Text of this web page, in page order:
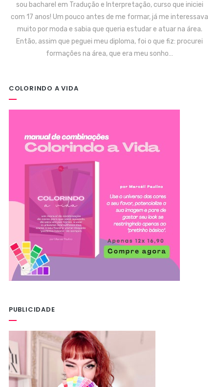
sou bacharel em Tradução e Interpretação, curso que iniciei
com 17 anos! Um pouco antes de me formar, já me interessava
muito por moda e sabia que queria estudar e atuar na área.
Então, assim que peguei meu diploma, foi o que fiz: procurei
formações na área, que era meu sonho…
COLORINDO A VIDA
PUBLICIDADE